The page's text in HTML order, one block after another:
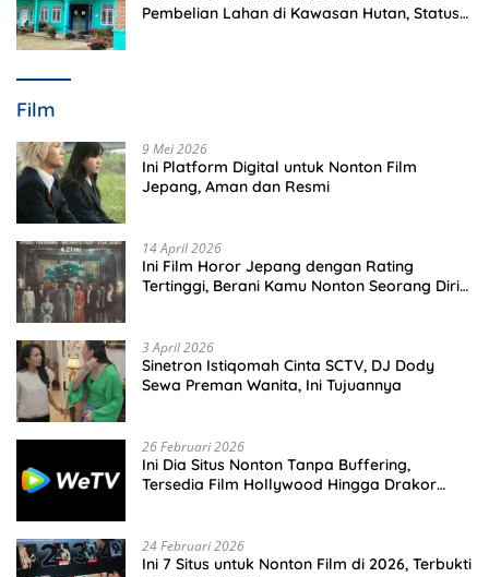
Pembelian Lahan di Kawasan Hutan, Status
Film
9 Mei 2026
Ini Platform Digital untuk Nonton Film
Jepang, Aman dan Resmi
14 April 2026
Ini Film Horor Jepang dengan Rating
Tertinggi, Berani Kamu Nonton Seorang Diri
3 April 2026
Sinetron Istiqomah Cinta SCTV, DJ Dody
Sewa Preman Wanita, Ini Tujuannya
26 Februari 2026
Ini Dia Situs Nonton Tanpa Buffering,
Tersedia Film Hollywood Hingga Drakor
24 Februari 2026
Ini 7 Situs untuk Nonton Film di 2026, Terbukti